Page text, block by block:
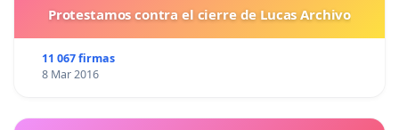
Protestamos contra el cierre de Lucas Archivo
11 067 firmas
8 Mar 2016